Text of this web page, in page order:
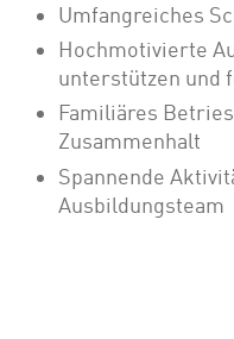
Umfangreiches
Hochmotivierte
unterstützen und
Familiäres
Zusammenhalt
Spannende
Ausbildungsteam